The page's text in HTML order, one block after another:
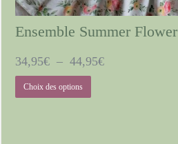
Ensemble Summer Flower
34,95€ – 44,95€Plage
Choix des options
Ce